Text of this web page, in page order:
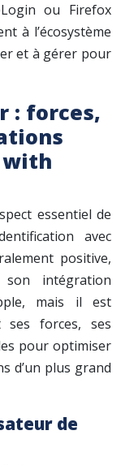
ou Firefox
à l’écosystème
et à gérer pour
: forces,
with
essentiel de
avec
positive,
intégration
mais il est
ses forces, ses
pour optimiser
d’un plus grand
de